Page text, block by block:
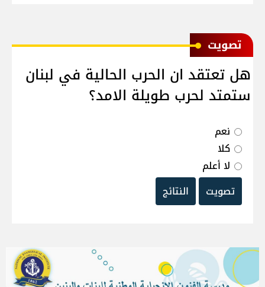
ﺗﺼﻮﻳﺖ
هل تعتقد ان الحرب الحالية في لبنان
ستمتد لحرب طويلة الامد؟
نعم
كلا
لا أعلم
تصويت
النتائج